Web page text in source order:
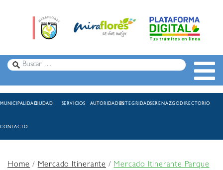
MUNICIPALIDADCIUDAD SERVICIOS AUTORIDADESINTEGRIDADSERENAZGODIRECTORIO
CONTACTO
Home/Mercado Itinerante /Mercado Itinerante Parque